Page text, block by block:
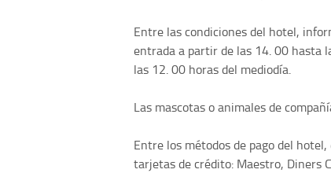
Entre las condiciones del hotel,
entrada a partir de las 14. 00 hasta
las 12. 00 horas del mediodía.
Las mascotas o animales de
Entre los métodos de pago del
tarjetas de crédito: Maestro, Diners